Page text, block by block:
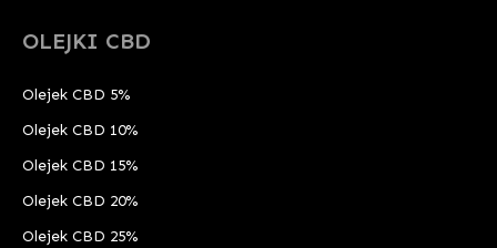
OLEJKI CBD
Olejek CBD 5%
Olejek CBD 10%
Olejek CBD 15%
Olejek CBD 20%
Olejek CBD 25%